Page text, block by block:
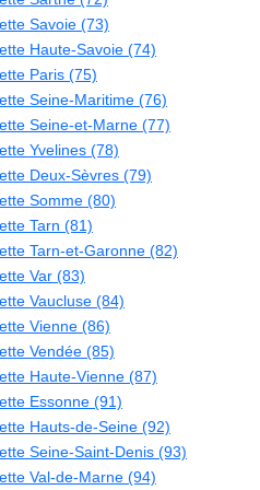
Savoie (73)
Haute-Savoie (74)
Paris (75)
Seine-Maritime (76)
Seine-et-Marne (77)
Yvelines (78)
Deux-Sèvres (79)
Somme (80)
Tarn (81)
Tarn-et-Garonne (82)
Var (83)
Vaucluse (84)
Vienne (86)
Vendée (85)
Haute-Vienne (87)
Essonne (91)
Hauts-de-Seine (92)
Seine-Saint-Denis (93)
Val-de-Marne (94)